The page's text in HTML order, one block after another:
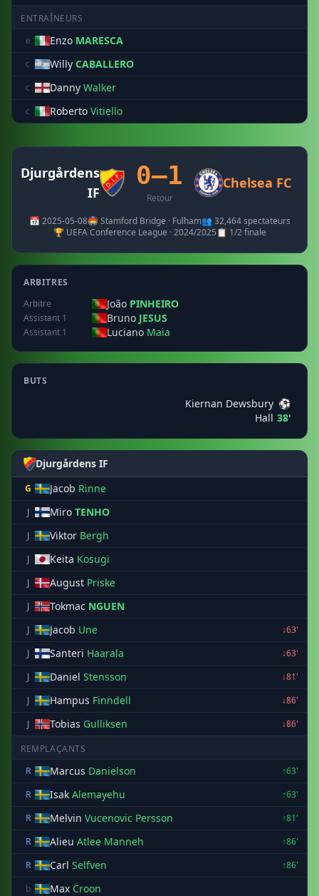
ENTRAÎNEURS
e
Enzo MARESCA
c Willy CABALLERO
c Danny Walker
c Roberto Vitiello
Djurgårdens
IF
0–1
Retour
Chelsea FC
📅 2025-05-08🏟️ Stamford Bridge · Fulham👥 32,464 spectateurs
🏆 UEFA Conference League · 2024/2025📋 1/2 finale
ARBITRES
Arbitre
João PINHEIRO
Assistant 1 Bruno JESUS
Assistant 1 Luciano Maia
BUTS
Kiernan Dewsbury
Hall
⚽
38'
Djurgårdens IF
G Jacob Rinne
J Miro TENHO
J Viktor Bergh
J Keita Kosugi
J August Priske
J Tokmac NGUEN
J Jacob Une
↓63'
J
Santeri Haarala
↓63'
J
Daniel Stensson
↓81'
J
Hampus Finndell
↓86'
J
Tobias Gulliksen ↓86'
REMPLAÇANTS
R
Marcus Danielson
↑63'
R
Isak Alemayehu
↑63'
R
Melvin Vucenovic Persson
↑81'
R
Alieu Atlee Manneh
↑86'
R
Carl Selfven
↑86'
b
Max Croon